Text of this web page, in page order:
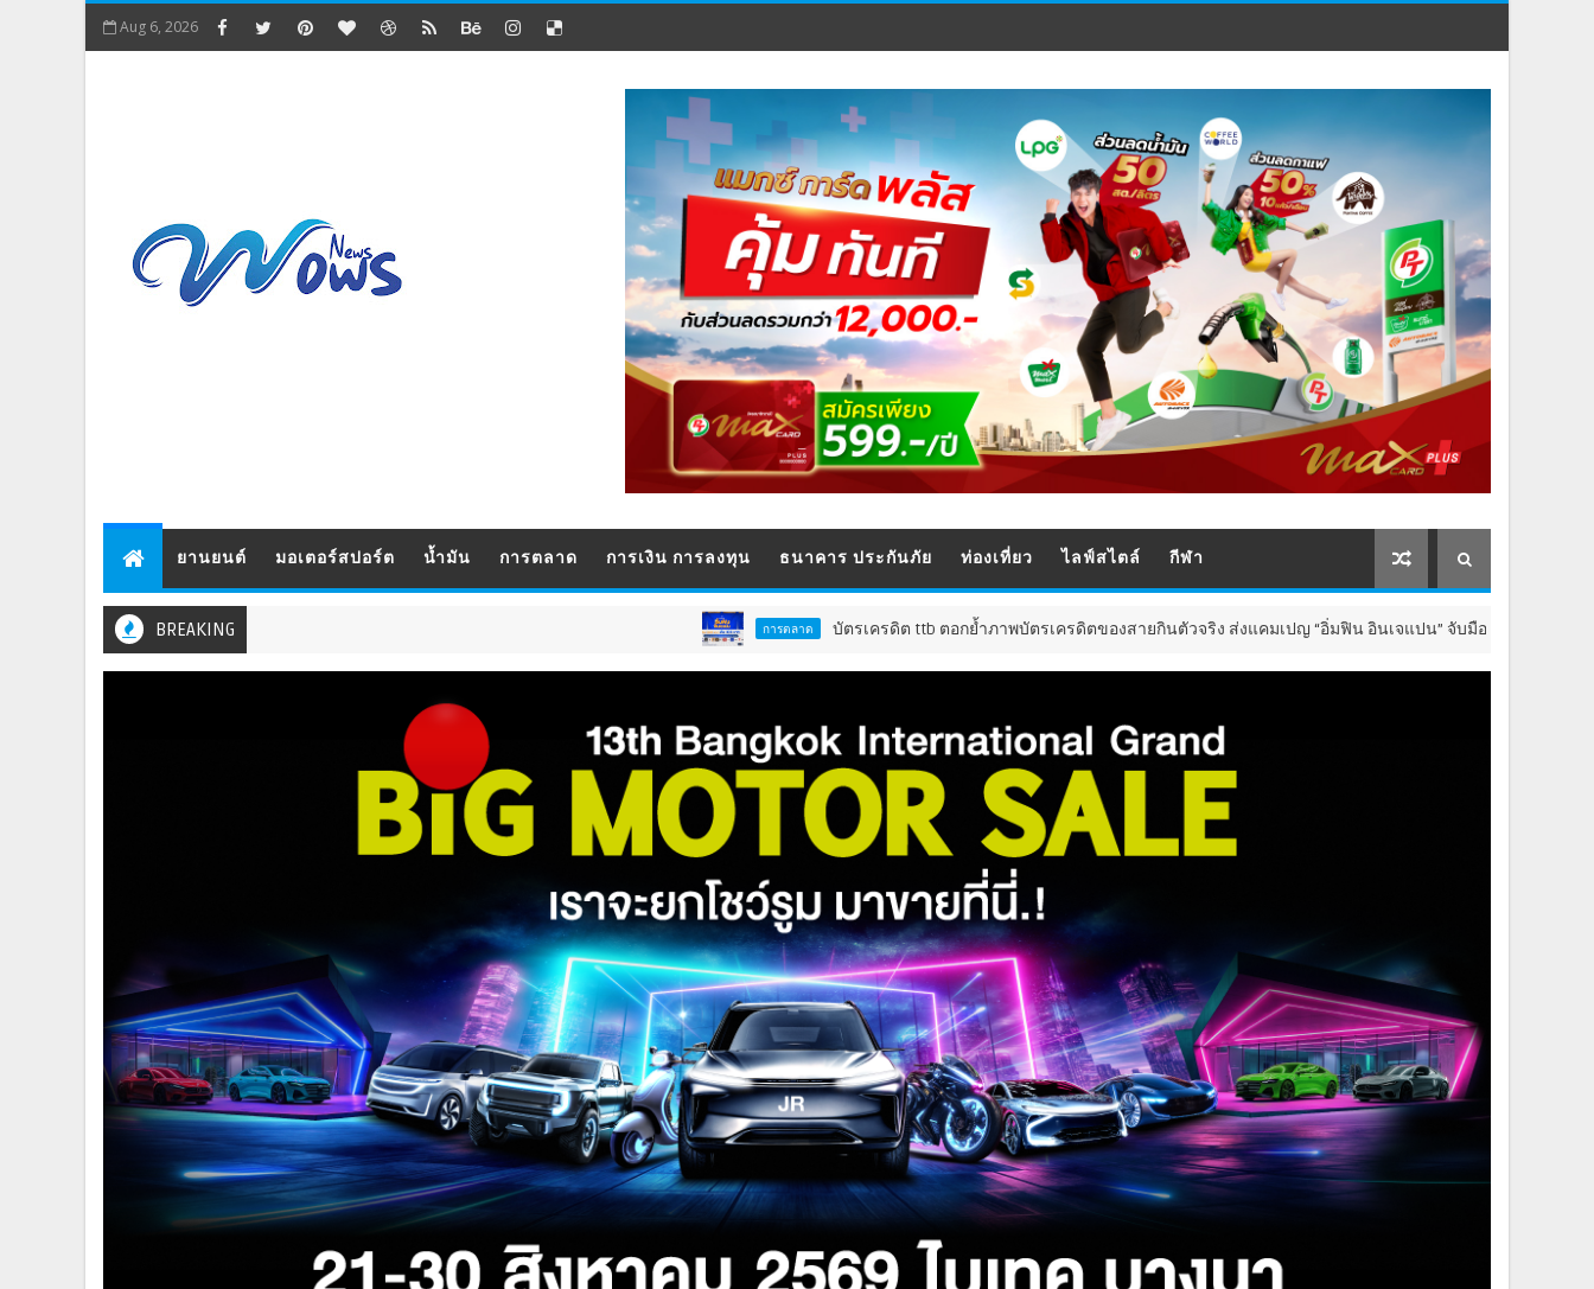
Aug 6, 2026
ยานยนต์ มอเตอร์สปอร์ต น้ำมัน การตลาด การเงิน การลงทุน ธนาคาร ประกันภัย ท่องเที่ยว ไลฟ์สไตล์ กีฬา
BREAKING บัตรเครดิต ttb ตอกย้ำภาพบัตรเครดิตของสายกินตัวจริง ส่งแคมเปญ “อิ่มฟิน อินเจแปน” จับมือกับร้านอาหารญี่ปุ่นชื่อดังกว่า 40 ร้า